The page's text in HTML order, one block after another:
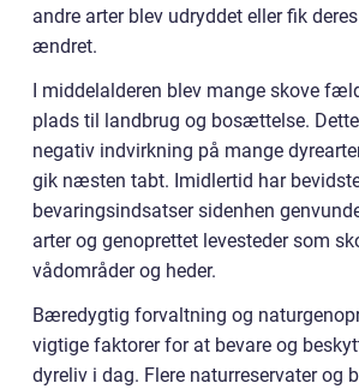
andre arter blev udryddet eller fik
ændret.
I middelalderen blev mange skove
plads til landbrug og bosættelse.
negativ indvirkning på mange
gik næsten tabt. Imidlertid har
bevaringsindsatser sidenhen
arter og genoprettet levesteder som
vådområder og heder.
Bæredygtig forvaltning og
vigtige faktorer for at bevare og
dyreliv i dag. Flere naturreservater og